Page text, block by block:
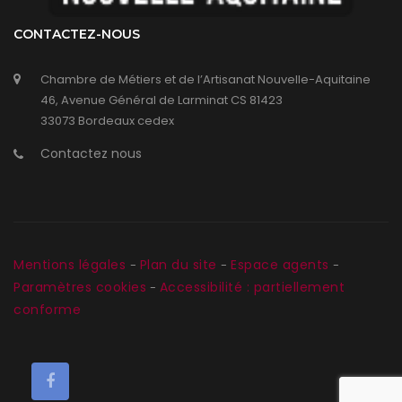
CONTACTEZ-NOUS
Chambre de Métiers et de l’Artisanat Nouvelle-Aquitaine
46, Avenue Général de Larminat CS 81423
33073 Bordeaux cedex
Contactez nous
Mentions légales - Plan du site - Espace agents -
Paramètres cookies - Accessibilité : partiellement
conforme